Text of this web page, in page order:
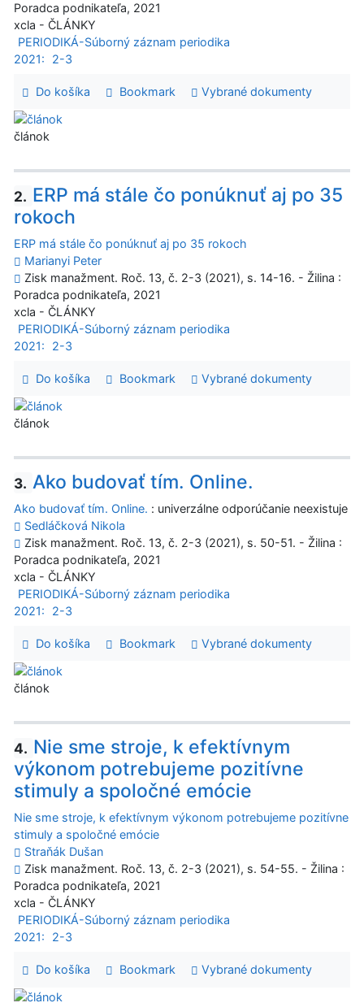
Poradca podnikateľa, 2021
xcla - ČLÁNKY
PERIODIKÁ-Súborný záznam periodika
2021:
2-3
Do košíka Bookmark Vybrané dokumenty
článok
2. ERP má stále čo ponúknuť aj po 35
rokoch
ERP má stále čo ponúknuť aj po 35 rokoch
Marianyi Peter
Zisk manažment. Roč. 13, č. 2-3 (2021), s. 14-16. - Žilina :
Poradca podnikateľa, 2021
xcla - ČLÁNKY
PERIODIKÁ-Súborný záznam periodika
2021:
2-3
Do košíka Bookmark Vybrané dokumenty
článok
3. Ako budovať tím. Online.
Ako budovať tím. Online. : univerzálne odporúčanie neexistuje
Sedláčková Nikola
Zisk manažment. Roč. 13, č. 2-3 (2021), s. 50-51. - Žilina :
Poradca podnikateľa, 2021
xcla - ČLÁNKY
PERIODIKÁ-Súborný záznam periodika
2021:
2-3
Do košíka Bookmark Vybrané dokumenty
článok
4. Nie sme stroje, k efektívnym
výkonom potrebujeme pozitívne
stimuly a spoločné emócie
Nie sme stroje, k efektívnym výkonom potrebujeme pozitívne
stimuly a spoločné emócie
Straňák Dušan
Zisk manažment. Roč. 13, č. 2-3 (2021), s. 54-55. - Žilina :
Poradca podnikateľa, 2021
xcla - ČLÁNKY
PERIODIKÁ-Súborný záznam periodika
2021:
2-3
Do košíka Bookmark Vybrané dokumenty